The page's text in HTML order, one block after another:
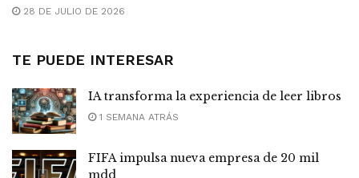
28 DE JULIO DE 2026
TE PUEDE INTERESAR
IA transforma la experiencia de leer libros
1 SEMANA ATRÁS
FIFA impulsa nueva empresa de 20 mil
mdd